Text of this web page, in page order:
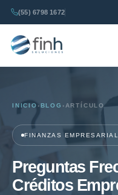
(55) 6798 1672
INICIO ›BLOG › ARTÍCULO
FINANZAS
Preguntas
Créditos